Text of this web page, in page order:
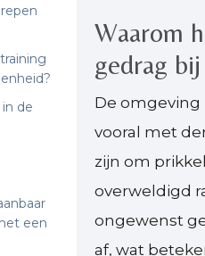
de
een
Waarom
gedrag
De
vooral met
zijn om
overweldigd
ongewenst
af, wat